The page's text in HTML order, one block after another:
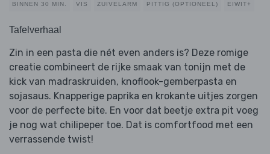
BINNEN 30 MIN. VIS ZUIVELARM PITTIG (OPTIONEEL) EIWIT+
Tafelverhaal
Zin in een pasta die nét even anders is? Deze romige
creatie combineert de rijke smaak van tonijn met de
kick van madraskruiden, knoflook-gemberpasta en
sojasaus. Knapperige paprika en krokante uitjes zorgen
voor de perfecte bite. En voor dat beetje extra pit voeg
je nog wat chilipeper toe. Dat is comfortfood met een
verrassende twist!